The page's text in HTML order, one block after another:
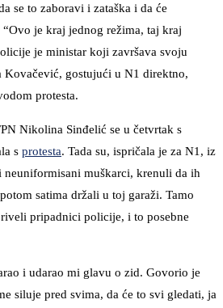
se to zaboravi i zataška i da će
je kraj jednog režima, taj kraj
je ministar koji završava svoju
Kovačević, gostujući u N1 direktno,
protesta.
Nikolina Sinđelić se u četvrtak s
s protesta. Tada su, ispričala je za N1, iz
muškarci, krenuli da ih
satima držali u toj garaži. Tamo
pripadnici policije, i to posebne
i udarao mi glavu o zid. Govorio je
siluje pred svima, da će to svi gledati, ja